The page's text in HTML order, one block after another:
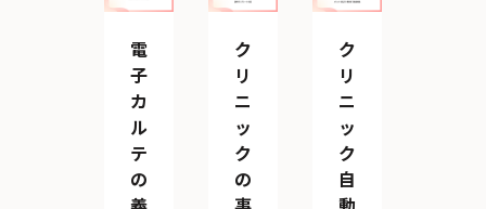
電
子
カ
ル
テ
の
ク
リ
ニ
ッ
ク
の
ク
リ
ニ
ッ
ク
自